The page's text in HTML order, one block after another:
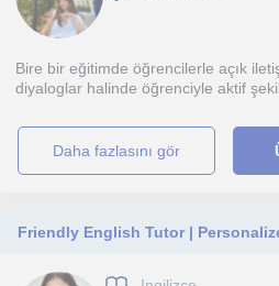
Bire bir eğitimde öğrencilerle açık
diyaloglar halinde öğrenciyle aktif
daha fazlasını gör